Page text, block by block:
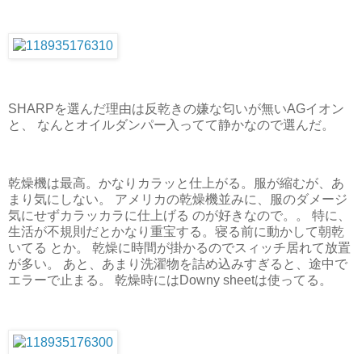
SHARPを選んだ理由は反乾きの嫌な匂いが無いAGイオン
と、 なんとオイルダンパー入ってて静かなので選んだ。
乾燥機は最高。かなりカラッと仕上がる。服が縮むが、あ
まり気にしない。 アメリカの乾燥機並みに、服のダメージ
気にせずカラッカラに仕上げる のが好きなので。。 特に、
生活が不規則だとかなり重宝する。寝る前に動かして朝乾
いてる とか。 乾燥に時間が掛かるのでスィッチ居れて放置
が多い。 あと、あまり洗濯物を詰め込みすぎると、途中で
エラーで止まる。 乾燥時にはDowny sheetは使ってる。